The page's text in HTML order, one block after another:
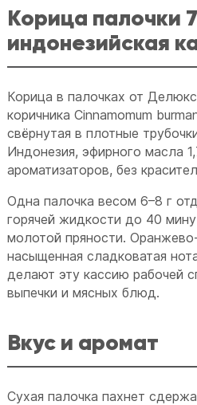
Корица палочки
индонезийская
Корица в палочках от
коричника Cinnamomum
свёрнутая в плотные
Индонезия, эфирного масла
ароматизаторов, без
Одна палочка весом 6–8 г
горячей жидкости до 40
молотой пряности.
насыщенная сладковатая
делают эту кассию рабочей
выпечки и мясных блюд.
Вкус и аромат
Сухая палочка пахнет